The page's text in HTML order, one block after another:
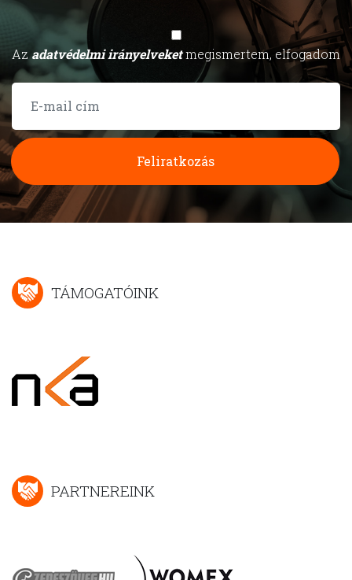
Azadatvédelmi irányelveketmegismertem, elfogadom
Feliratkozás
TÁMOGATÓINK
PARTNEREINK